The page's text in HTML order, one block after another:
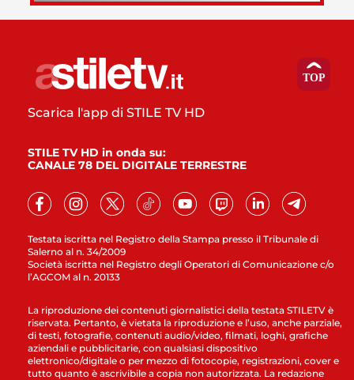
Testata iscritta nel Registro della Stampa presso il Tribunale di
Salerno al n. 34/2009
Società iscritta nel Registro degli Operatori di Comunicazione c/o
l’AGCOM al n. 20133
Scarica l'app di STILE TV HD
STILE TV HD in onda su:
CANALE 78 DEL DIGITALE TERRESTRE
La riproduzione dei contenuti giornalistici della testata STILETV è
riservata. Pertanto, è vietata la riproduzione e l’uso, anche parziale,
di testi, fotografie, contenuti audio/video, filmati, loghi, grafiche
aziendali e pubblicitarie, con qualsiasi dispositivo
elettronico/digitale o per mezzo di fotocopie, registrazioni, cover e
tutto quanto è ascrivibile a copia non autorizzata. La redazione